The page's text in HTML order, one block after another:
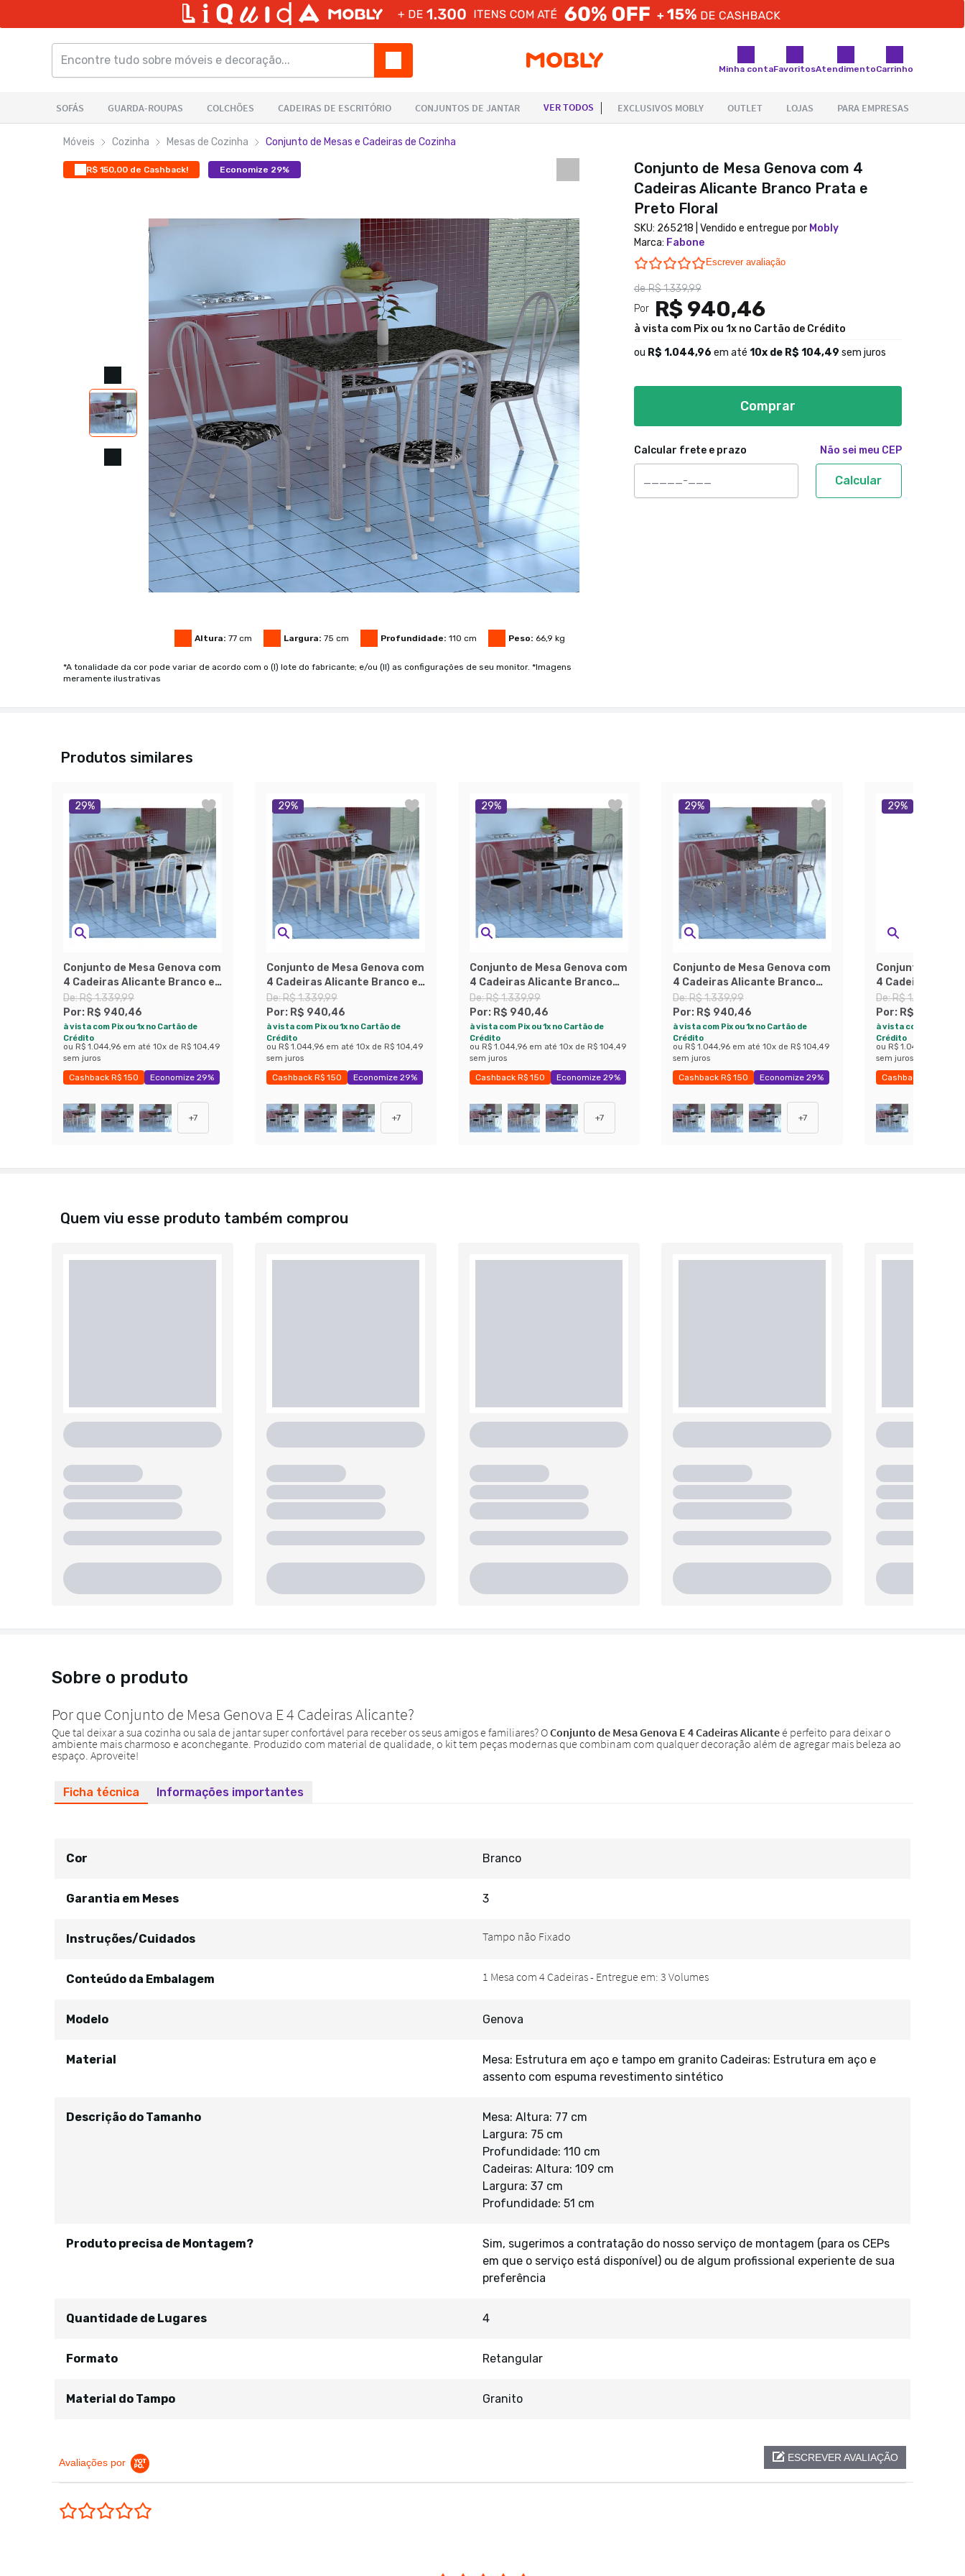
Minha contaFavoritosAtendimentoCarrinho
Móveis Cozinha Mesas de Cozinha Conjunto de Mesas e Cadeiras de Cozinha
R$ 150,00 de Cashback! Economize 29%
Altura: 77cm Largura: 75 cm Profundidade: 110 cm Peso: 66,9 kg
*A tonalidade da cor pode variar de acordo com o (I) lote do fabricante; e/ou (II) as configurações de seu monitor. *Imagens
meramente ilustrativas
Conjunto de Mesa Genova com 4
Cadeiras Alicante Branco Prata e
Preto Floral
SKU: 265218 | Vendido e entregue por Mobly
Marca: Fabone
0.0 star rating
Escrever avaliação
deR$ 1.339,99
Por
R$ 940,46
à vista com Pix ou 1x no Cartão de Crédito
ou R$ 1.044,96 em até 10x de R$ 104,49 sem juros
Comprar
Calcular frete e prazo Não sei meu CEP
Calcular
Produtos similares
29%
Conjunto de Mesa Genova com
4 Cadeiras Alicante Branco e
Preto Liso
De:R$ 1.339,99
Por: R$ 940,46
à vista com Pix ou 1x no Cartão de
Crédito
ou R$ 1.044,96 em até 10x de R$ 104,49
sem juros
Cashback R$ 150 Economize 29%
+7
29%
Conjunto de Mesa Genova com
4 Cadeiras Alicante Branco e
Nature Bege
De:R$ 1.339,99
Por: R$ 940,46
à vista com Pix ou 1x no Cartão de
Crédito
ou R$ 1.044,96 em até 10x de R$ 104,49
sem juros
Cashback R$ 150 Economize 29%
+7
29%
Conjunto de Mesa Genova com
4 Cadeiras Alicante Branco
Prata e Preto Liso
De:R$ 1.339,99
Por: R$ 940,46
à vista com Pix ou 1x no Cartão de
Crédito
ou R$ 1.044,96 em até 10x de R$ 104,49
sem juros
Cashback R$ 150 Economize 29%
+7
29%
Conjunto de Mesa Genova com
4 Cadeiras Alicante Branco
Prata e Branco Floral
De:R$ 1.339,99
Por: R$ 940,46
à vista com Pix ou 1x no Cartão de
Crédito
ou R$ 1.044,96 em até 10x de R$ 104,49
sem juros
Cashback R$ 150 Economize 29%
+7
29%
Conjunto de
4 Cadeiras
Prata e Nature
De:R$ 1.339,99
Por: R$ 940,46
à vista com Pix ou 1x
Crédito
ou R$ 1.044,96
sem juros
Cashback R$ 150
Quem viu esse produto também comprou
Sobre o produto
Ficha técnica Informações importantes
Cor Branco
Garantia em Meses 3
Instruções/Cuidados
Conteúdo da Embalagem
Modelo Genova
Material
Mesa: Estrutura em aço e tampo em granito Cadeiras: Estrutura em aço e
assento com espuma revestimento sintético
Descrição do Tamanho
Mesa: Altura: 77 cm
Largura: 75 cm
Profundidade: 110 cm
Cadeiras: Altura: 109 cm
Largura: 37 cm
Profundidade: 51 cm
Produto precisa de Montagem?
Sim, sugerimos a contratação do nosso serviço de montagem (para os CEPs
em que o serviço está disponível) ou de algum profissional experiente de sua
preferência
Quantidade de Lugares 4
Formato Retangular
Material do Tampo Granito
Avaliações por ESCREVER AVALIAÇÃO